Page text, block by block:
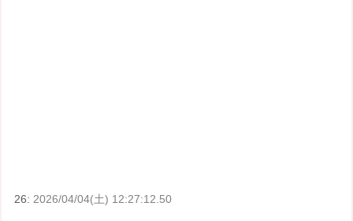
26:2026/04/04(土) 12:27:12.50